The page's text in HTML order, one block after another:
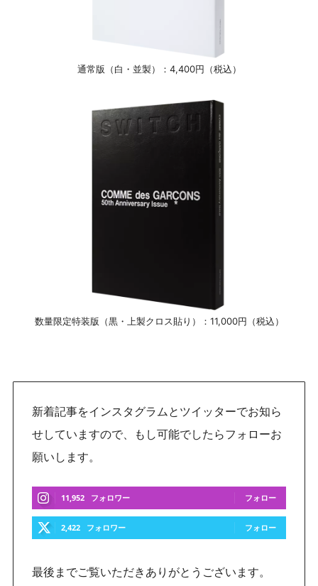
通常版（白・並製）：4,400円（税込）
数量限定特装版（黒・上製クロス貼り）：11,000円（税込）
新着記事をインスタグラムとツイッターでお知ら
せしていますので、もし可能でしたらフォローお
願いします。
11,952 フォロワー フォロー
2,422 フォロワー フォロー
最後までご覧いただきありがとうございます。